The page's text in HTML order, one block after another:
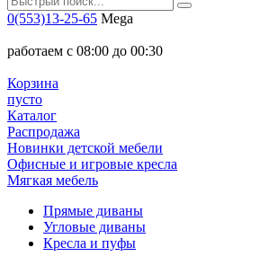
0(553)13-25-65 Mega
работаем с 08:00 до 00:30
Корзина
пусто
Каталог
Распродажа
Новинки детской мебели
Офисные и игровые кресла
Мягкая мебель
Прямые диваны
Угловые диваны
Кресла и пуфы